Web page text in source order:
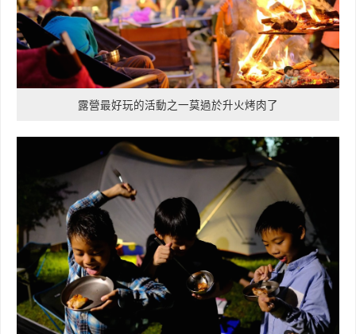
露營最好玩的活動之一莫過於升火烤肉了